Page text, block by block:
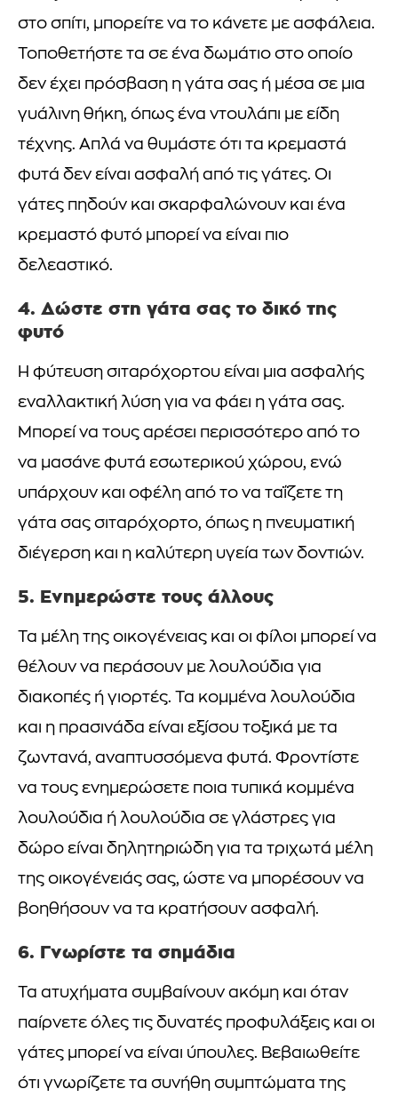
στο σπίτι, μπορείτε να το κάνετε με ασφάλεια.
Τοποθετήστε τα σε ένα δωμάτιο στο οποίο
δεν έχει πρόσβαση η γάτα σας ή μέσα σε μια
γυάλινη θήκη, όπως ένα ντουλάπι με είδη
τέχνης. Απλά να θυμάστε ότι τα κρεμαστά
φυτά δεν είναι ασφαλή από τις γάτες. Οι
γάτες πηδούν και σκαρφαλώνουν και ένα
κρεμαστό φυτό μπορεί να είναι πιο
δελεαστικό.
4. Δώστε στη γάτα σας το δικό της
φυτό
Η φύτευση σιταρόχορτου είναι μια ασφαλής
εναλλακτική λύση για να φάει η γάτα σας.
Μπορεί να τους αρέσει περισσότερο από το
να μασάνε φυτά εσωτερικού χώρου, ενώ
υπάρχουν και οφέλη από το να ταΐζετε τη
γάτα σας σιταρόχορτο, όπως η πνευματική
διέγερση και η καλύτερη υγεία των δοντιών.
5. Ενημερώστε τους άλλους
Τα μέλη της οικογένειας και οι φίλοι μπορεί να
θέλουν να περάσουν με λουλούδια για
διακοπές ή γιορτές. Τα κομμένα λουλούδια
και η πρασινάδα είναι εξίσου τοξικά με τα
ζωντανά, αναπτυσσόμενα φυτά. Φροντίστε
να τους ενημερώσετε ποια τυπικά κομμένα
λουλούδια ή λουλούδια σε γλάστρες για
δώρο είναι δηλητηριώδη για τα τριχωτά μέλη
της οικογένειάς σας, ώστε να μπορέσουν να
βοηθήσουν να τα κρατήσουν ασφαλή.
6. Γνωρίστε τα σημάδια
Τα ατυχήματα συμβαίνουν ακόμη και όταν
παίρνετε όλες τις δυνατές προφυλάξεις και οι
γάτες μπορεί να είναι ύπουλες. Βεβαιωθείτε
ότι γνωρίζετε τα συνήθη συμπτώματα της